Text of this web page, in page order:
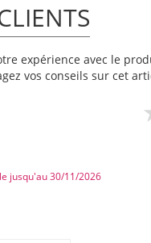
expérience avec le
vos conseils sur cet
jusqu'au 30/11/2026